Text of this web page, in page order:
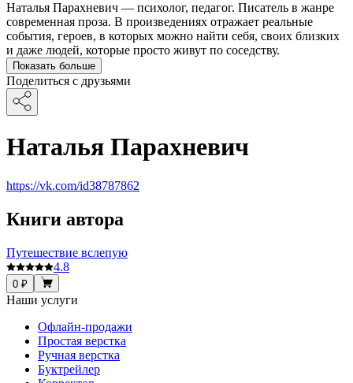
Наталья Парахневич — психолог, педагог. Писатель в жанре
современная проза. В произведениях отражает реальные
события, героев, в которых можно найти себя, своих близких
и даже людей, которые просто живут по соседству.
Показать больше
Поделиться с друзьями
Наталья Парахневич
https://vk.com/id38787862
Книги автора
Путешествие вслепую
4.8
0 ₽
Наши услуги
Офлайн-продажи
Простая верстка
Ручная верстка
Буктрейлер